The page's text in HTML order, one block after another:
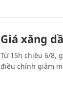
Giá xăng
Từ 15h chiều 6/8,
điều chỉnh giảm